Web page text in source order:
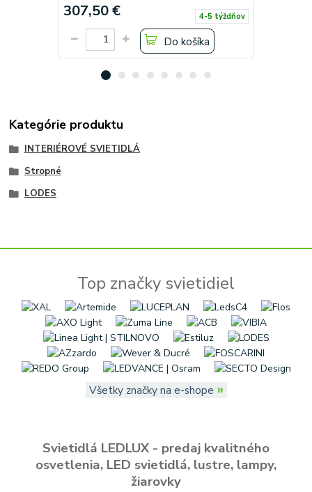
307,50 € 4-5 týždňov
Do košíka
Kategórie produktu
INTERIÉROVÉ SVIETIDLÁ
Stropné
LODES
Top značky svietidiel
Všetky značky na e-shope »
Svietidlá LEDLUX - predaj kvalitného
osvetlenia, LED svietidlá, lustre, lampy,
žiarovky